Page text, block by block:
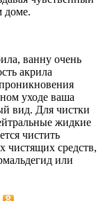
доме.
ванну очень
акрила
уходе ваша
вид. Для чистки
жидкие
чистить
чистящих средств,
или